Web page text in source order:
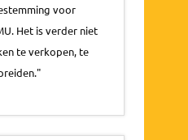
voor
Het is verder niet
te verkopen, te